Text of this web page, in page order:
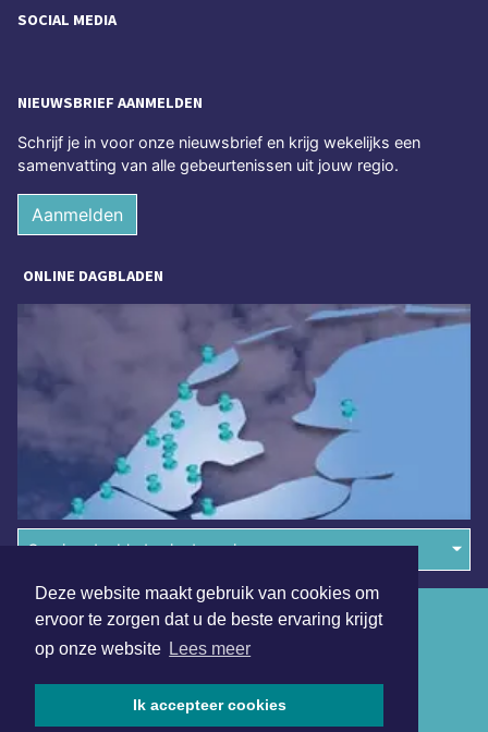
Deze website maakt gebruik van cookies om
ervoor te zorgen dat u de beste ervaring krijgt
op onze website Lees meer
Ik accepteer cookies
SOCIAL MEDIA
NIEUWSBRIEF AANMELDEN
Schrijf je in voor onze nieuwsbrief en krijg wekelijks een
samenvatting van alle gebeurtenissen uit jouw regio.
Aanmelden
ONLINE DAGBLADEN
Overige dagbladen in de regio
Algemene voorwaarden
Disclaimer